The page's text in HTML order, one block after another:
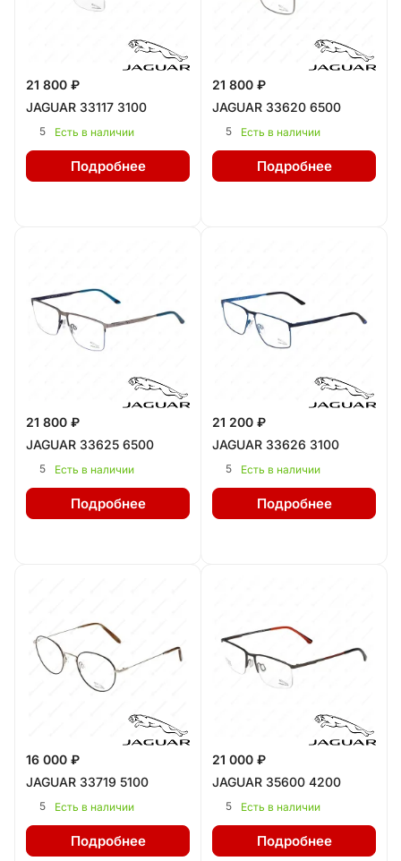
21 800 ₽
JAGUAR 33117 3100
5 Есть в наличии
Подробнее
21 800 ₽
JAGUAR 33620 6500
5 Есть в наличии
Подробнее
21 800 ₽
JAGUAR 33625 6500
5 Есть в наличии
Подробнее
21 200 ₽
JAGUAR 33626 3100
5 Есть в наличии
Подробнее
16 000 ₽
JAGUAR 33719 5100
5 Есть в наличии
Подробнее
21 000 ₽
JAGUAR 35600 4200
5 Есть в наличии
Подробнее